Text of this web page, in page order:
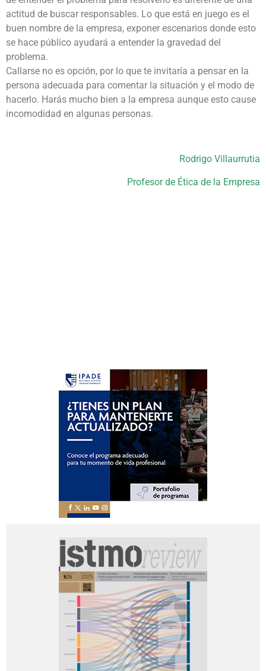
actitud de buscar responsables. Lo que está en juego es el
buen nombre de la empresa, exponer escenarios donde esto
se hace público ayudará a entender la gravedad del
problema.
Callarse no es opción, por lo que te invitaría a pensar en la
persona adecuada para comentar la situación y el modo de
hacerlo. Harás mucho bien a la empresa aunque esto cause
incomodidad en algunas personas.
Rodrigo Villaurrutia
Profesor de Ética de la Empresa